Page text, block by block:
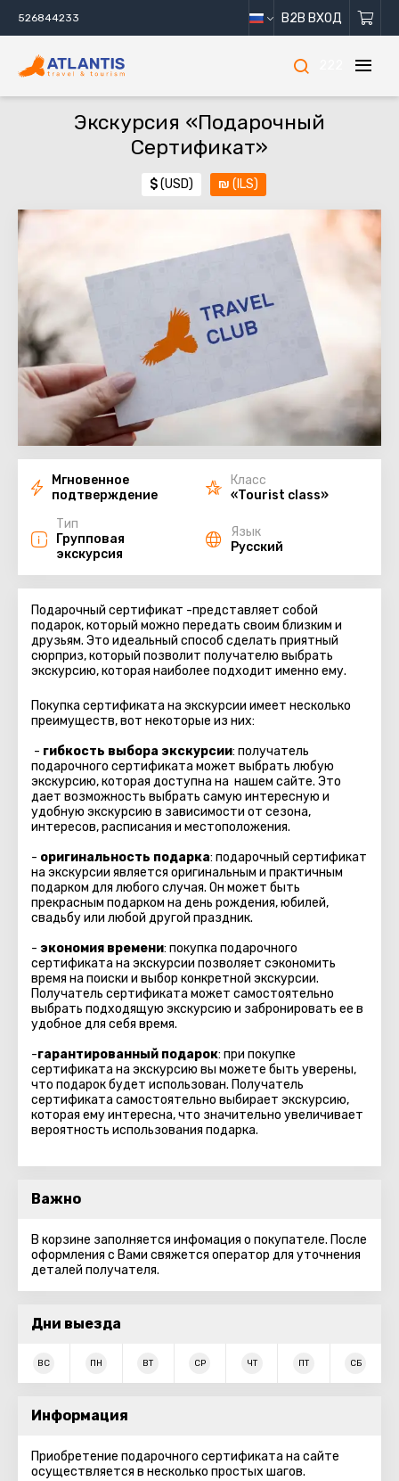
526844233 B2B ВХОД
Экскурсия «Подарочный
Сертификат»
$(USD) ₪ (ILS)
Мгновенное
подтверждение
Класс
«Tourist class»
Тип
Групповая
экскурсия
Язык
Русский
Подарочный сертификат -представляет собой
подарок, который можно передать своим близким и
друзьям. Это идеальный способ сделать приятный
сюрприз, который позволит получателю выбрать
экскурсию, которая наиболее подходит именно ему.
Покупка сертификата на экскурсии имеет несколько
преимуществ, вот некоторые из них:
- гибкость выбора экскурсии: получатель
подарочного сертификата может выбрать любую
экскурсию, которая доступна на нашем сайте. Это
дает возможность выбрать самую интересную и
удобную экскурсию в зависимости от сезона,
интересов, расписания и местоположения.
- оригинальность подарка: подарочный сертификат
на экскурсии является оригинальным и практичным
подарком для любого случая. Он может быть
прекрасным подарком на день рождения, юбилей,
свадьбу или любой другой праздник.
- экономия времени: покупка подарочного
сертификата на экскурсии позволяет сэкономить
время на поиски и выбор конкретной экскурсии.
Получатель сертификата может самостоятельно
выбрать подходящую экскурсию и забронировать ее в
удобное для себя время.
-гарантированный подарок: при покупке
сертификата на экскурсию вы можете быть уверены,
что подарок будет использован. Получатель
сертификата самостоятельно выбирает экскурсию,
которая ему интересна, что значительно увеличивает
вероятность использования подарка.
Важно
В корзине заполняется инфомация о покупателе. После
оформления с Вами свяжется оператор для уточнения
деталей получателя.
Дни выезда
ВС ПН ВТ СР ЧТ ПТ СБ
Информация
Приобретение подарочного сертификата на сайте
осуществляется в несколько простых шагов.